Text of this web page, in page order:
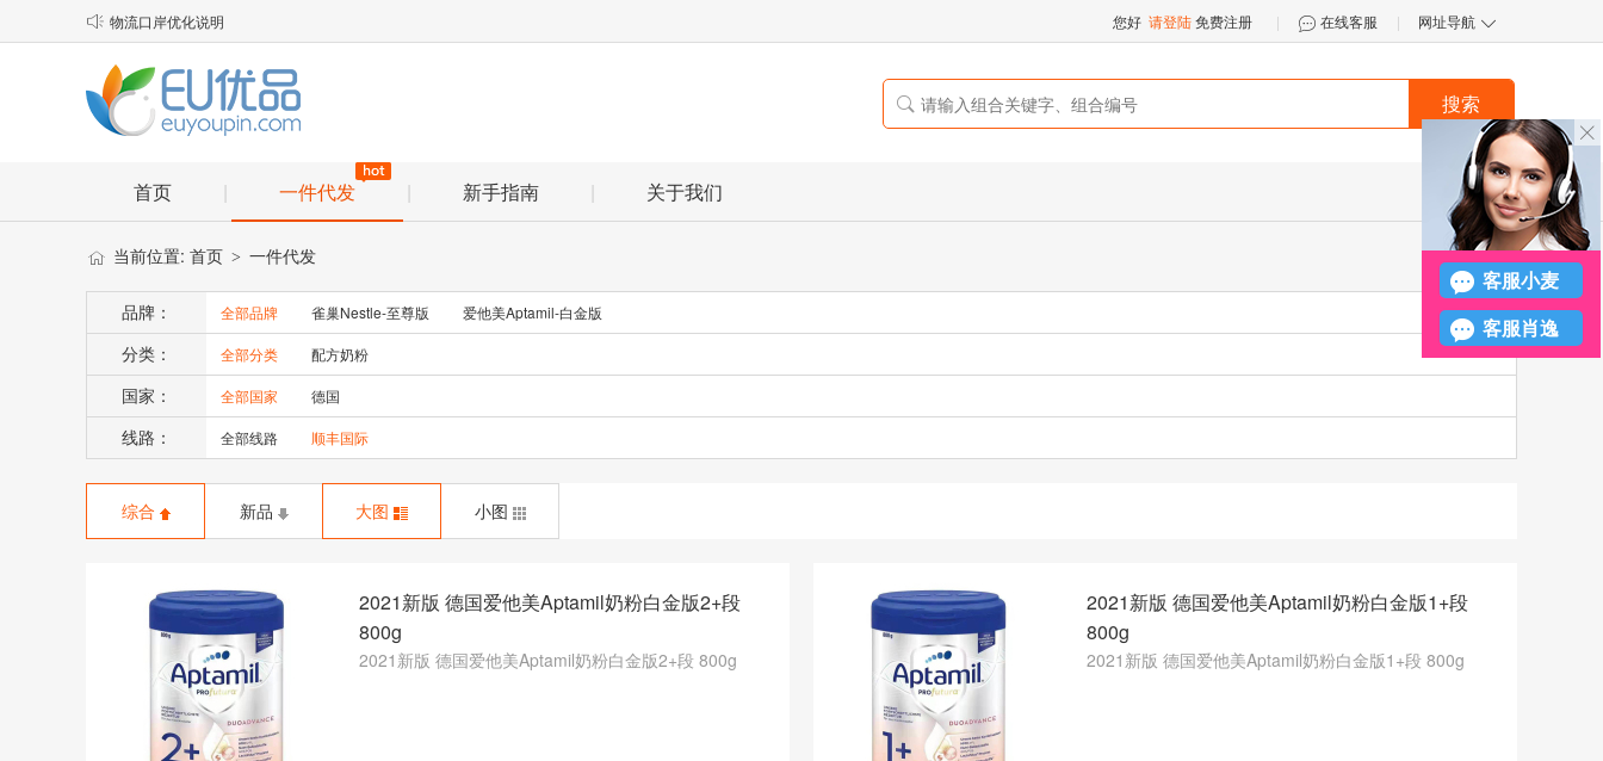
󪤐
客服小麦
客服肖逸
 物流口岸优化说明
EU优品2025年春节放假安排通知
顺丰小包理赔材料
您好 请登陆免费注册 |
 在线客服
| 网址导航 
 搜索
首页 | 一件代发 | 新手指南 | 关于我们
当前位置: 首页 > 一件代发
品牌： 全部品牌 雀巢Nestle-至尊版 爱他美Aptamil-白金版
分类： 全部分类 配方奶粉
国家： 全部国家 德国
线路： 全部线路 顺丰国际
综合 新品 大图 小图
2021新版 德国爱他美Aptamil奶粉白金版2+段
800g
2021新版 德国爱他美Aptamil奶粉白金版2+段 800g
2021新版 德国爱他美Aptamil奶粉白金版1+段
800g
2021新版 德国爱他美Aptamil奶粉白金版1+段 800g